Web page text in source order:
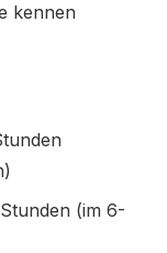
kennen
(im 6-